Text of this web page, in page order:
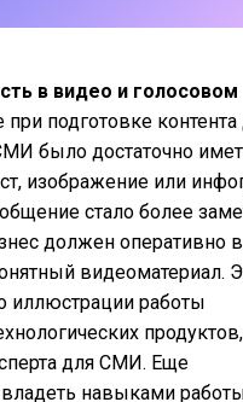
в видео и голосовом
подготовке контента
было достаточно
изображение или
стало более
должен оперативно
видеоматериал.
иллюстрации работы
для СМИ. Еще
владеть навыками